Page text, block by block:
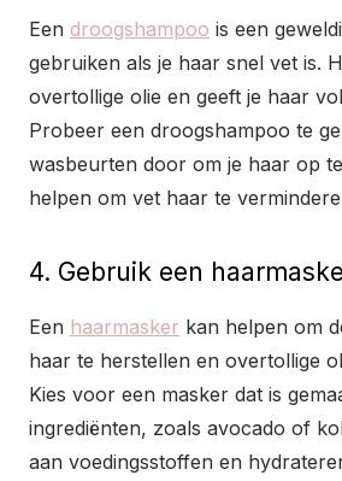
Een droogshampoo is een
gebruiken als je haar snel vet is.
overtollige olie en geeft je haar
Probeer een droogshampoo te
wasbeurten door om je haar op
helpen om vet haar te
4. Gebruik een
Een haarmasker kan helpen om
haar te herstellen en overtollige
Kies voor een masker dat is
ingrediënten, zoals avocado of
aan voedingsstoffen en